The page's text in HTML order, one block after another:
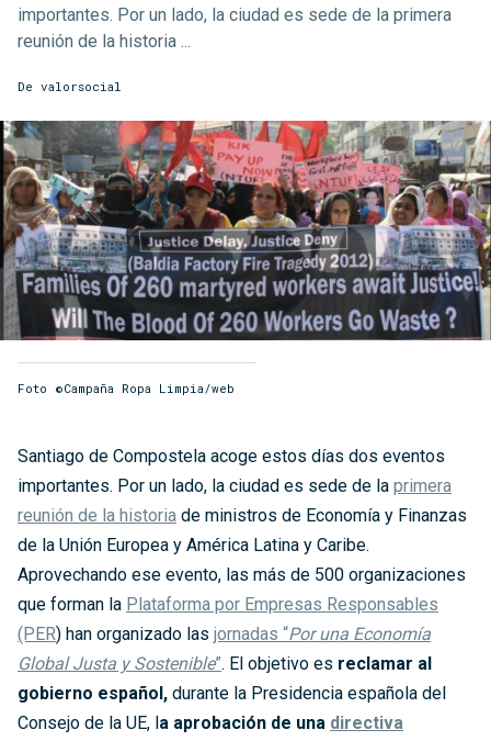
importantes. Por un lado, la ciudad es sede de la primera
reunión de la historia ...
De valorsocial
Foto ©Campaña Ropa Limpia/web
Santiago de Compostela acoge estos días dos eventos
importantes. Por un lado, la ciudad es sede de la primera
reunión de la historia de ministros de Economía y Finanzas
de la Unión Europea y América Latina y Caribe.
Aprovechando ese evento, las más de 500 organizaciones
que forman la Plataforma por Empresas Responsables
(PER) han organizado las jornadas “Por una Economía
Global Justa y Sostenible”. El objetivo es reclamar al
gobierno español, durante la Presidencia española del
Consejo de la UE, la aprobación de una directiva